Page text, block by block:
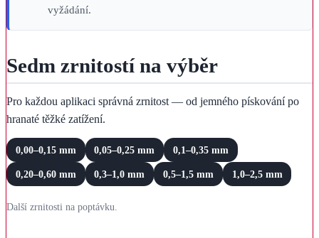
vyžádání.
Sedm zrnitostí na výběr
Pro každou aplikaci správná zrnitost — od jemného pískování po
hranaté těžké zatížení.
0,00–0,15 mm 0,05–0,25 mm 0,1–0,35 mm
0,20–0,60 mm 0,3–1,0 mm 0,5–1,5 mm 1,0–2,5 mm
Další zrnitosti na poptávku.